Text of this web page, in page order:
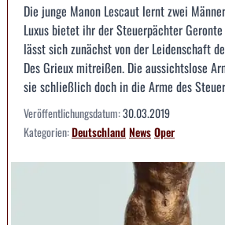
Die junge Manon Lescaut lernt zwei
Luxus bietet ihr der Steuerpächter
lässt sich zunächst von der Leidenschaft
Des Grieux mitreißen. Die aussichtslose
sie schließlich doch in die Arme des
Veröffentlichungsdatum:30.03.2019
Kategorien:DeutschlandNewsOper